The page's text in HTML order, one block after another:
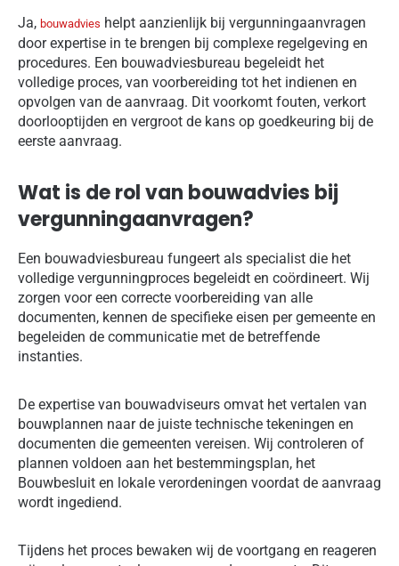
Ja, bouwadvies helpt aanzienlijk bij vergunningaanvragen
door expertise in te brengen bij complexe regelgeving en
procedures. Een bouwadviesbureau begeleidt het
volledige proces, van voorbereiding tot het indienen en
opvolgen van de aanvraag. Dit voorkomt fouten, verkort
doorlooptijden en vergroot de kans op goedkeuring bij de
eerste aanvraag.
Wat is de rol van bouwadvies bij
vergunningaanvragen?
Een bouwadviesbureau fungeert als specialist die het
volledige vergunningproces begeleidt en coördineert. Wij
zorgen voor een correcte voorbereiding van alle
documenten, kennen de specifieke eisen per gemeente en
begeleiden de communicatie met de betreffende
instanties.
De expertise van bouwadviseurs omvat het vertalen van
bouwplannen naar de juiste technische tekeningen en
documenten die gemeenten vereisen. Wij controleren of
plannen voldoen aan het bestemmingsplan, het
Bouwbesluit en lokale verordeningen voordat de aanvraag
wordt ingediend.
Tijdens het proces bewaken wij de voortgang en reageren